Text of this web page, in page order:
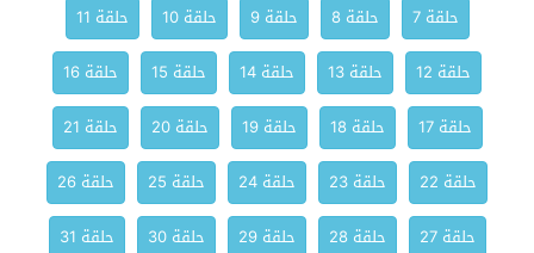
حلقة 7
حلقة 8 حلقة 9 حلقة 10
حلقة 11
حلقة 12
حلقة 13 حلقة 14 حلقة 15
حلقة 16
حلقة 17
حلقة 18 حلقة 19 حلقة 20
حلقة 21
حلقة 22
حلقة 23 حلقة 24 حلقة 25
حلقة 26
حلقة 27
حلقة 28 حلقة 29 حلقة 30
حلقة 31